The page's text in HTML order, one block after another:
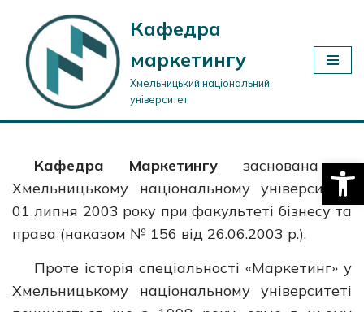
Перейти
до
вмісту
Кафедра
маркетингу
Хмельницький національний
університет
Кафедра Маркетингу заснована у
Хмельницькому національному університеті
01 липня 2003 року при факультеті бізнесу та
права (наказом № 156 від 26.06.2003 р.).
Проте історія спеціальності «Маркетинг» у
Хмельницькому національному університеті